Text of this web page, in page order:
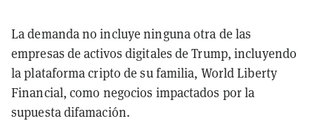
La demanda no incluye ninguna otra de las
empresas de activos digitales de Trump, incluyendo
la plataforma cripto de su familia, World Liberty
Financial, como negocios impactados por la
supuesta difamación.